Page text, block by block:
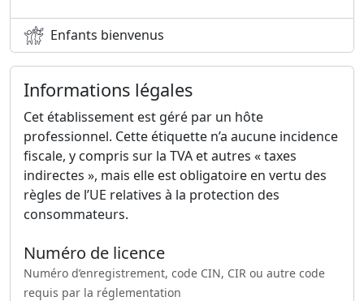
Enfants bienvenus
Informations légales
Cet établissement est géré par un hôte
professionnel. Cette étiquette n’a aucune incidence
fiscale, y compris sur la TVA et autres « taxes
indirectes », mais elle est obligatoire en vertu des
règles de l’UE relatives à la protection des
consommateurs.
Numéro de licence
Numéro d’enregistrement, code CIN, CIR ou autre code
requis par la réglementation